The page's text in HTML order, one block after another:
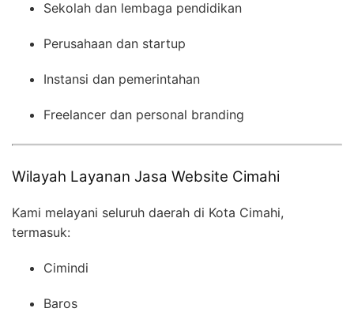
Sekolah dan lembaga pendidikan
Perusahaan dan startup
Instansi dan pemerintahan
Freelancer dan personal branding
Wilayah Layanan Jasa Website Cimahi
Kami melayani seluruh daerah di Kota Cimahi,
termasuk:
Cimindi
Baros